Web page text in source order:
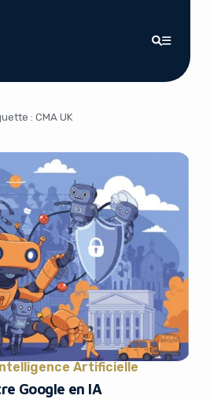
: CMA UK
Artificielle
Google en IA